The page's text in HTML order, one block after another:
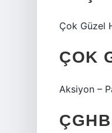
Çok Güzel
ÇOK
Aksiyon –